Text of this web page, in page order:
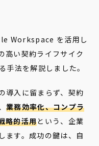
Workspace を活用し
高い契約ライフサイク
手法を解説しました。
導入に留まらず、契約
業務効率化、コンプラ
略的活用という、企業
ます。成功の鍵は、自